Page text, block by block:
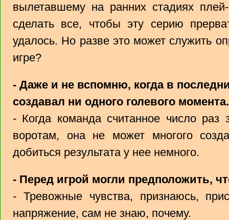
вылетавшему на ранних стадиях
сделать все, чтобы эту серию
удалось. Но разве это может служить
игре?
- Даже и не вспомню, когда в
создавал ни одного голевого
- Когда команда считанное число
воротам, она не может многого
добиться результата у нее немного.
- Перед игрой могли предположить,
- Тревожные чувства, признаюсь,
напряжение, сам не знаю, почему.